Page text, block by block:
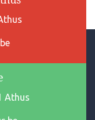
Athus